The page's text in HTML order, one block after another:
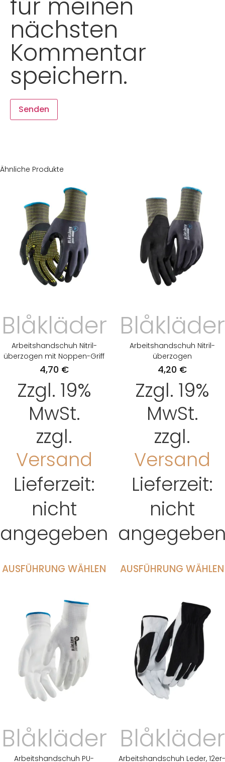
für meinen
nächsten
Kommentar
speichern.
Ähnliche Produkte
Blåkläder
Arbeitshandschuh Nitril-
überzogen mit Noppen-Griff
4,70 €
Zzgl. 19%
MwSt.
zzgl.
Versand
Lieferzeit:
nicht
angegeben
AUSFÜHRUNG WÄHLEN
Blåkläder
Arbeitshandschuh Nitril-
überzogen
4,20 €
Zzgl. 19%
MwSt.
zzgl.
Versand
Lieferzeit:
nicht
AUSFÜHRUNG WÄHLEN
Blåkläder
Arbeitshandschuh PU-
Blåkläder
Arbeitshandschuh Leder, 12er-